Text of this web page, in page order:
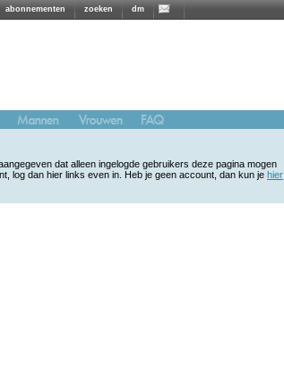
abonnementen zoeken dm
dat alleen ingelogde gebruikers deze pagina mogen
log dan hier links even in. Heb je geen account, dan kun je hier